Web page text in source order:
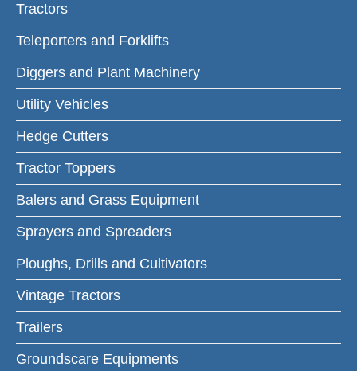
Tractors
Teleporters and Forklifts
Diggers and Plant Machinery
Utility Vehicles
Hedge Cutters
Tractor Toppers
Balers and Grass Equipment
Sprayers and Spreaders
Ploughs, Drills and Cultivators
Vintage Tractors
Trailers
Groundscare Equipments